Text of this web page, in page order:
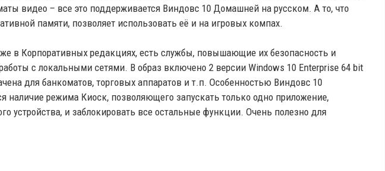
видео – все это поддерживается Виндовс 10 Домашней на русском. А то, что
памяти, позволяет использовать её и на игровых компах.
в Корпоративных редакциях, есть службы, повышающие их безопасность и
с локальными сетями. В образ включено 2 версии Windows 10 Enterprise 64 bit
для банкоматов, торговых аппаратов и т.п. Особенностью Виндовс 10
наличие режима Киоск, позволяющего запускать только одно приложение,
устройства, и заблокировать все остальные функции. Очень полезно для